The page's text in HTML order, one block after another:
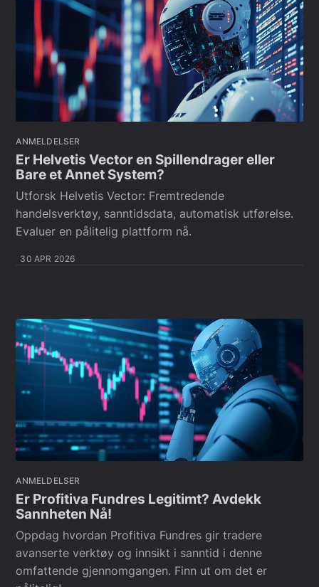
ANMELDELSER
Er Helvetis Vector en Spillendrager eller
Bare et Annet System?
Utforsk Helvetis Vector: Fremtredende
handelsverktøy, sanntidsdata, automatisk utførelse.
Evaluer en pålitelig plattform nå.
30 APR 2026
ANMELDELSER
Er Profitiva Fundres Legitimt? Avdekk
Sannheten Nå!
Oppdag hvordan Profitiva Fundres gir tradere
avanserte verktøy og innsikt i sanntid i denne
omfattende gjennomgangen. Finn ut om det er